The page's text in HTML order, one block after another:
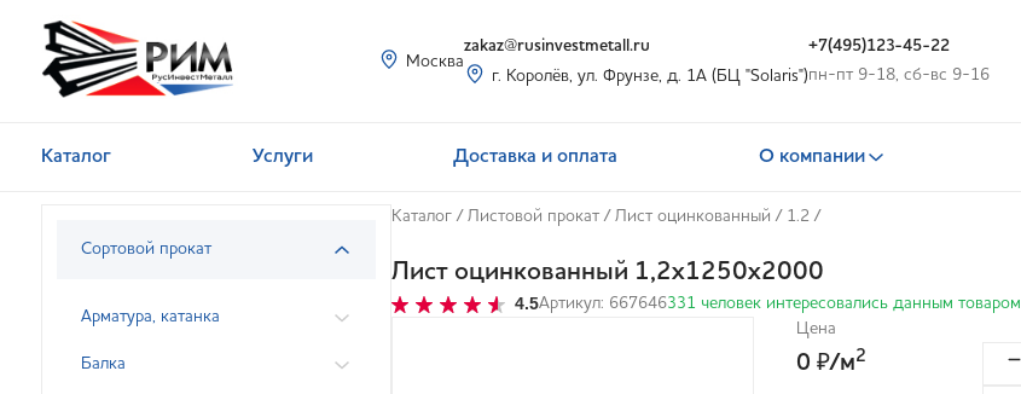
Москва
zakaz@rusinvestmetall.ru
г. Королёв, ул. Фрунзе, д. 1А (БЦ "Solaris")
+7(495)123-45-22
пн-пт 9-18, сб-вс 9-16
Каталог Услуги Доставка и оплата О компании
Сортовой прокат
Арматура, катанка
Балка
Каталог / Листовой прокат / Лист оцинкованный / 1.2 /
Лист оцинкованный 1,2х1250х2000
4.5Артикул: 667646331 человек интересовались данным товаром
Цена
0 ₽/м2